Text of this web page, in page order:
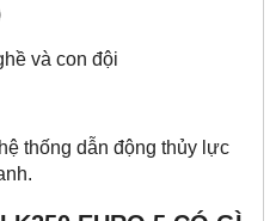
và con đội
thống dẫn động thủy lực